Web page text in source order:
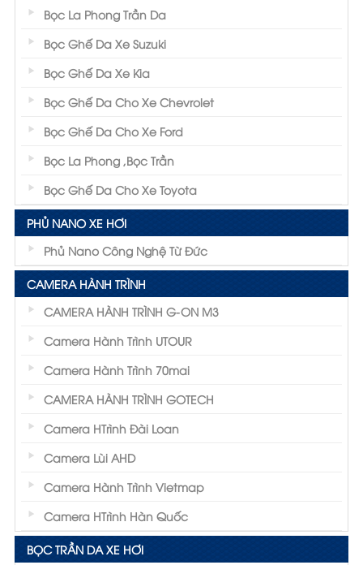
Bọc La Phong Trần Da
Bọc Ghế Da Xe Suzuki
Bọc Ghế Da Xe Kia
Bọc Ghế Da Cho Xe Chevrolet
Bọc Ghế Da Cho Xe Ford
Bọc La Phong ,Bọc Trần
Bọc Ghế Da Cho Xe Toyota
PHỦ NANO XE HƠI
Phủ Nano Công Nghệ Từ Đức
CAMERA HÀNH TRÌNH
CAMERA HÀNH TRÌNH G-ON M3
Camera Hành Trình UTOUR
Camera Hành Trình 70mai
CAMERA HÀNH TRÌNH GOTECH
Camera HTrình Đài Loan
Camera Lùi AHD
Camera Hành Trình Vietmap
Camera HTrình Hàn Quốc
BỌC TRẦN DA XE HƠI